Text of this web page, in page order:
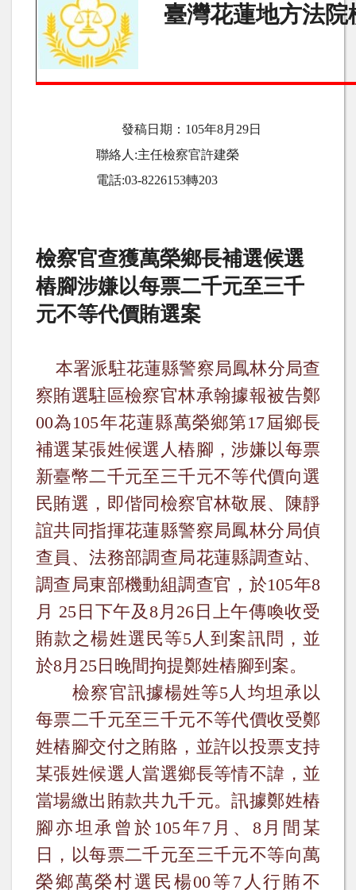
臺灣花蓮地方法
發稿日期： 105年8月29日
聯絡人 :主任檢察官許建榮
電話:03-8226153轉203
檢察官查獲萬榮鄉長補選候選
樁腳涉嫌以每票二千元至三千
元不等代價賄選案
本署派駐花蓮縣警察局鳳林分局查
察賄選駐區檢察官林承翰據報被告鄭
00為105年花蓮縣萬榮鄉第17屆鄉長
補選某張姓候選人樁腳，涉嫌以每票
新臺幣二千元至三千元不等代價向選
民賄選，即偕同檢察官林敬展、陳靜
誼共同指揮花蓮縣警察局鳳林分局偵
查員、法務部調查局花蓮縣調查站、
調查局東部機動組調查官，於105年8
月 25日下午及 8月 26日上午傳喚收受
賄款之楊姓選民等5 人到案訊問，並
於8月 25日晚間拘提鄭姓樁腳到案。
檢察官訊據楊姓等5 人均坦承以
每票二千元至三千元不等代價收受鄭
姓樁腳交付之賄賂，並許以投票支持
某張姓候選人當選鄉長等情不諱，並
當場繳出賄款共九千元。訊據鄭姓樁
腳亦坦承曾於 105年7 月、 8月間某
日，以每票二千元至三千元不等向萬
榮鄉萬榮村選民楊00等 7人行賄不